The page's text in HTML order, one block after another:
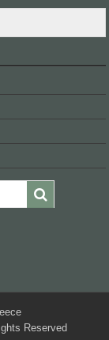
Reserved